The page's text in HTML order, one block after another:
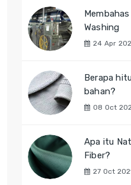
Washing
24 Apr
Berapa
bahan?
08 Oct
Apa itu
Fiber?
27 Oct